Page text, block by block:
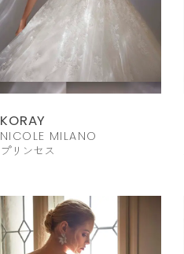
KORAY
NICOLE MILANO
プリンセス